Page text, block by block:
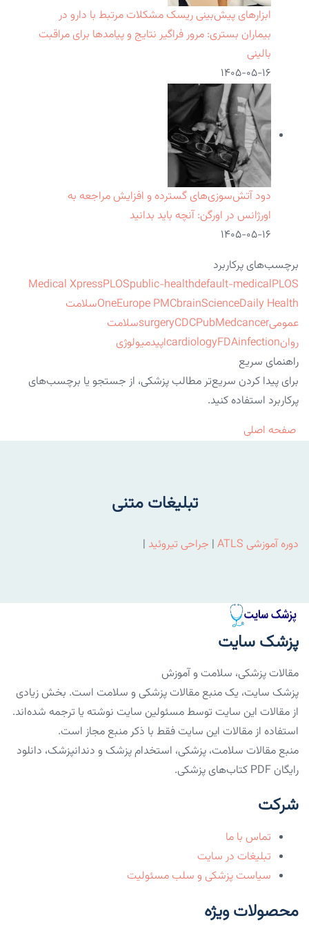
ابزارهای پیش‌بینی ریسک مشکلات مرتبط با دارو در
بیماران بستری: مرور فراگیر نتایج و پیامدها برای مراقبت
بالینی
۱۴۰۵-۰۵-۱۶
دود آتش‌سوزی‌های گسترده و افزایش مراجعه به
اورژانس در اورگن: آنچه باید بدانید
۱۴۰۵-۰۵-۱۶
برچسب‌های پرکاربرد
Medical XpressPLOSpublic-healthdefault-medicalPLOS
OneEurope PMCbrainScienceDaily Health
سلامت
عمومی
surgeryCDCPubMedcancer
سلامت
روان
cardiologyFDAinfection
اپیدمیولوژی
راهنمای سریع
برای پیدا کردن سریع‌تر مطالب پزشکی، از جستجو یا برچسب‌های
پرکاربرد استفاده کنید.
صفحه اصلی
تبلیغات متنی
دوره آموزشی ATLS | جراحی تیروئید |
پزشک سایت
مقالات پزشکی، سلامت و آموزش
پزشک سایت، یک منبع مقالات پزشکی و سلامت است. بخش زیادی
از مقالات این سایت توسط مسئولین سایت نوشته یا ترجمه شده‌اند.
استفاده از مقالات این سایت فقط با ذکر منبع مجاز است.
منبع مقالات سلامت، پزشکی، استخدام پزشک و دندانپزشک، دانلود
رایگان PDF کتاب‌های پزشکی.
شرکت
تماس با ما
تبلیغات در سایت
سیاست پزشکی و سلب مسئولیت
محصولات ویژه